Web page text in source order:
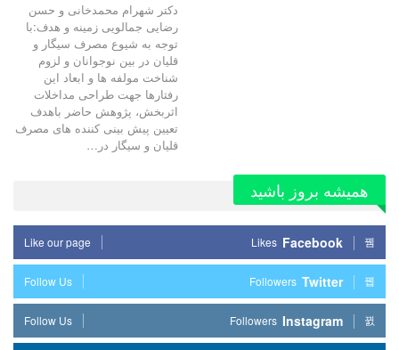
دکتر شهرام محمدخانی و حسن
رضایی جمالویی زمینه و هدف:با
توجه به شیوع مصرف سیگار و
قلیان در بین نوجوانان و لزوم
شناخت مولفه ها و ابعاد این
رفتارها جهت طراحی مداخلات
اثربخش، پژوهش حاضر باهدف
تعیین پیش بینی کننده های مصرف
قلیان و سیگار در…
همیشه بروز باشید
Facebook
Likes
Like our page
Twitter
Followers
Follow Us
Instagram
Followers
Follow Us